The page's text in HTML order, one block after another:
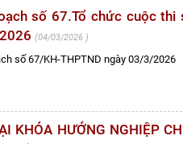
số 67.Tổ chức cuộc
04/03/2026
số 67/KH-THPTND ngày 03/3/2026
KHÓA HƯỚNG NGHIỆP